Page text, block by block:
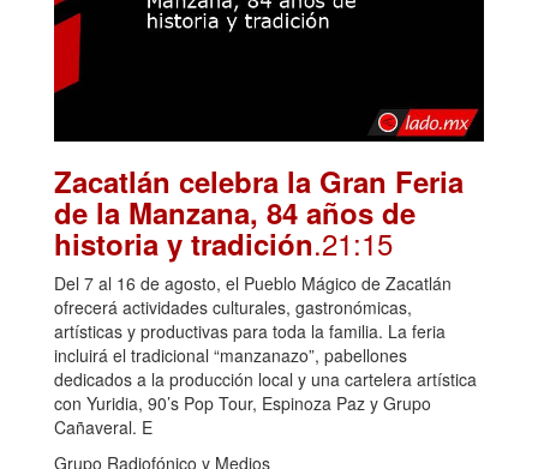
Zacatlán celebra la Gran Feria
de la Manzana, 84 años de
historia y tradición.21:15
Del 7 al 16 de agosto, el Pueblo Mágico de Zacatlán
ofrecerá actividades culturales, gastronómicas,
artísticas y productivas para toda la familia. La feria
incluirá el tradicional “manzanazo”, pabellones
dedicados a la producción local y una cartelera artística
con Yuridia, 90’s Pop Tour, Espinoza Paz y Grupo
Cañaveral. E
Grupo Radiofónico y Medios